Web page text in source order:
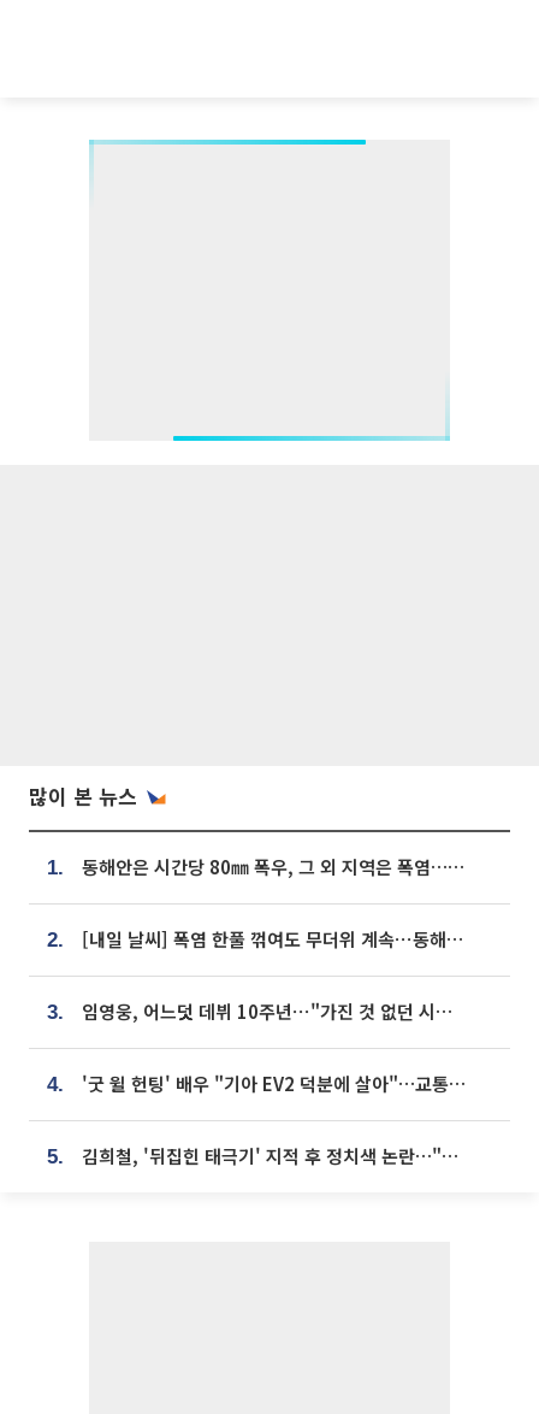
많이 본 뉴스
1. 동해안은 시간당 80㎜ 폭우, 그 외 지역은 폭염…‘극과 극 날씨’
2. [내일 날씨] 폭염 한풀 꺾여도 무더위 계속⋯동해안 이틀 연속 비
3. 임영웅, 어느덧 데뷔 10주년⋯"가진 것 없던 시절, 내 앞엔 20명의 팬뿐"
4. '굿 윌 헌팅' 배우 "기아 EV2 덕분에 살아"…교통사고 후 안전성 극찬
5. 김희철, '뒤집힌 태극기' 지적 후 정치색 논란…"좌우 떠나 우리나라 국기"